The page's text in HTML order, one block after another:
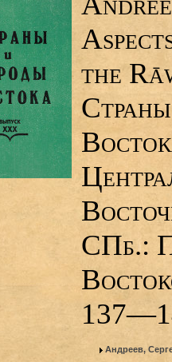
the
СПб.:
Андреев,